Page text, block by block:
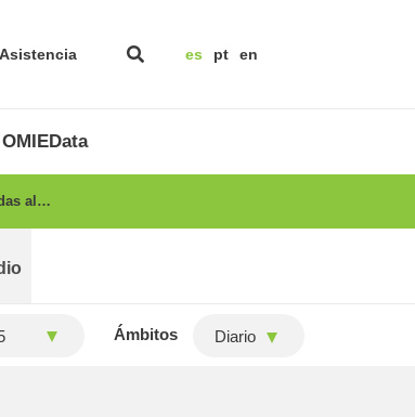
es pt en
OMIEData
al…
Ámbitos Diario